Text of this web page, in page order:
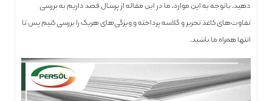
دهید. باتوجه به این موارد، ما در این مقاله از پرسال قصد داریم به بررسی
تفاوت‌های کاغذ تحریر و گلاسه پرداخته و ویژگی‌های هر‌یک را بررسی کنیم پس تا
انتها همراه ما باشید.